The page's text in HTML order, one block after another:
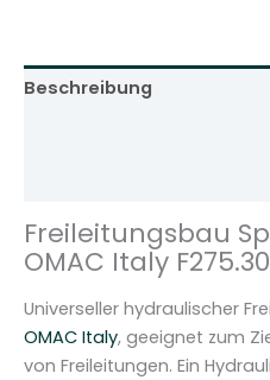
3
0
A
C
I
t
Beschreibung
Freileitungsbau
OMAC Italy F275.30
Universeller hydraulischer
OMAC Italy, geeignet zum
von Freileitungen. Ein